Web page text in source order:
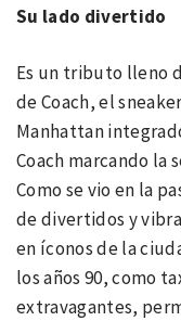
Su lado divertido
Es un tributo lleno
de Coach, el
Manhattan
Coach marcando la
Como se vio en la
de divertidos y
en íconos de la
los años 90, como
extravagantes,